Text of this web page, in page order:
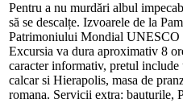
Pentru a nu murdări albul
să se descalțe. Izvoarele de la
Patrimoniului Mondial UNESCO
Excursia va dura aproximativ 8
caracter informativ, pretul include
calcar si Hierapolis, masa de
romana. Servicii extra: bauturile,